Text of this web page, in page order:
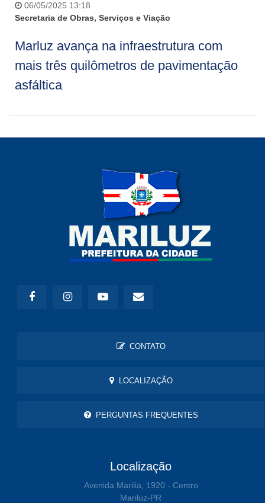
06/05/2025 13:18
Secretaria de Obras, Serviços e Viação
Marluz avança na infraestrutura com
mais três quilômetros de pavimentação
asfáltica
CONTATO
LOCALIZAÇÃO
PERGUNTAS FREQUENTES
Localização
Avenida Marilia, 1920 - Centro
Mariluz-PR